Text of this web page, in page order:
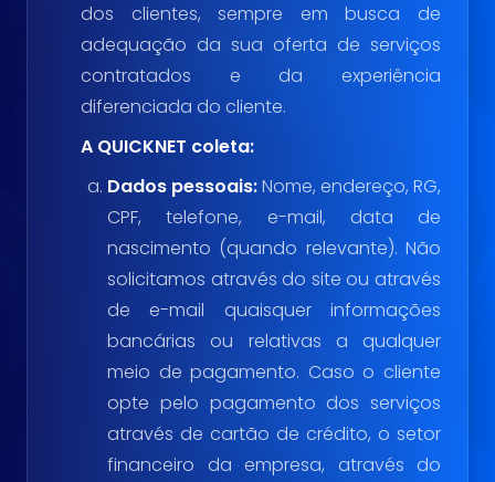
dos clientes, sempre em busca de
adequação da sua oferta de serviços
contratados e da experiência
diferenciada do cliente.
A QUICKNET coleta:
Dados pessoais:Nome, endereço, RG,
CPF, telefone, e-mail, data de
nascimento (quando relevante). Não
solicitamos através do site ou através
de e-mail quaisquer informações
bancárias ou relativas a qualquer
meio de pagamento. Caso o cliente
opte pelo pagamento dos serviços
através de cartão de crédito, o setor
financeiro da empresa, através do